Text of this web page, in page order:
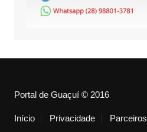
Portal de Guaçuí © 2016
Início Privacidade Parceiros